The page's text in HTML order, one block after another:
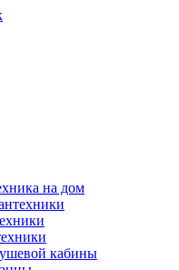
на дом
кабины